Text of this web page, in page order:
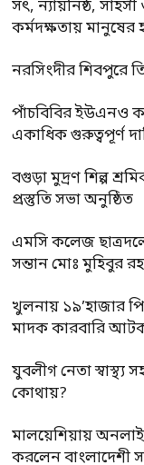
সৎ, ন্যায়নিষ্ঠ,
কর্মদক্ষতায়
নরসিংদীর শিবপুরে
পাঁচবিবির ইউএনও
একাধিক গুরুত্বপূর্ণ
বগুড়া মুদ্রণ শিল্প
প্রস্তুতি সভা অনুষ্ঠিত
এমসি কলেজ
সন্তান মোঃ মুহিবুর
খুলনায় ১৯’হাজার
মাদক কারবারি
যুবলীগ নেতা
কোথায়?
মালয়েশিয়ায়
করলেন বাংলাদেশী